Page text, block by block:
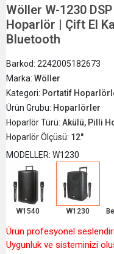
Wöller W-1230
Hoparlör | Çift El
Bluetooth
Barkod: 2242005182673
Marka: Wöller
Kategori: Portatif
Ürün Grubu: Hoparlörler
Hoparlör Türü: Akülü, Pilli
Hoparlör Ölçüsü: 12"
MODELLER: W1230
W1540 W1230
Ürün profesyonel
Uygunluk ve sisteminizi